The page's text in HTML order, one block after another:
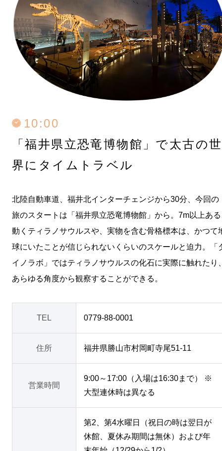
10:00
「福井県立恐竜博物館」で太古の世
界にタイムトラベル
北陸自動車道、福井北インターチェンジから30分、今回の
旅のスタートは「福井県立恐竜博物館」から。7m以上ある
動くティラノサウルスや、実物を含む骨格標本は、かつて
球にいたことが信じられないくらいのスケールと迫力。「
イノラボ」ではティラノサウルスの化石に実際に触れたり
あらゆる角度から観察することができる。
TEL 0779-88-0001
住所 福井県勝山市村岡町寺尾51-11
営業時間
9:00～17:00（入場は16:30まで） ※
大型連休時は異なる
第2、第4水曜日（祝日の時は翌日が
休館、夏休み期間は無休）および年